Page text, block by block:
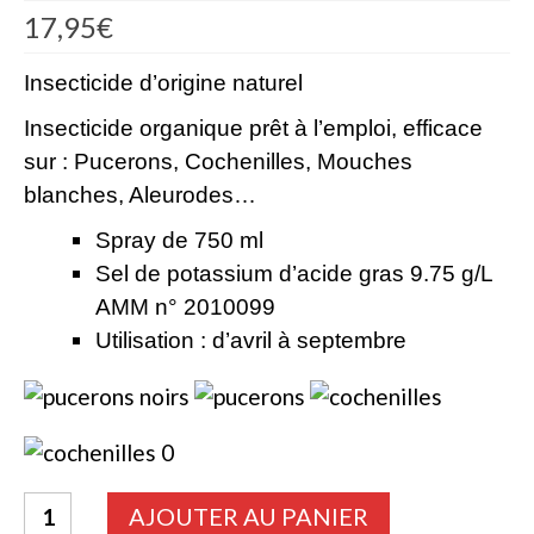
Bulbes Automne
Narcisses
Tulipes
Jacinthes
Divers bulbes
Bulbes Printemps
Callas – arum
Glaïeuls
17,95€
Insecticide d’origine naturel
Insecticide organique prêt à l’emploi, efficace
sur : Pucerons, Cochenilles, Mouches
blanches, Aleurodes…
Spray de 750 ml
Sel de potassium d’acide gras 9.75 g/L
AMM n° 2010099
Utilisation : d’avril à septembre
quantité
AJOUTER AU PANIER